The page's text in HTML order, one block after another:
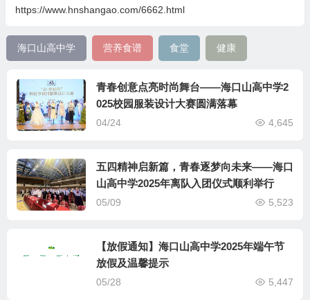
https://www.hnshangao.com/6662.html
海口山高中学 营养食谱 食堂 健康
青春创意点亮时尚舞台——海口山高中学2
025校园服装设计大赛圆满落幕
04/24 4,645
五四精神启新篇，青春逐梦向未来——海口
山高中学2025年离队入团仪式顺利举行
05/09 5,523
【放假通知】海口山高中学2025年端午节
放假及温馨提示
05/28 5,447